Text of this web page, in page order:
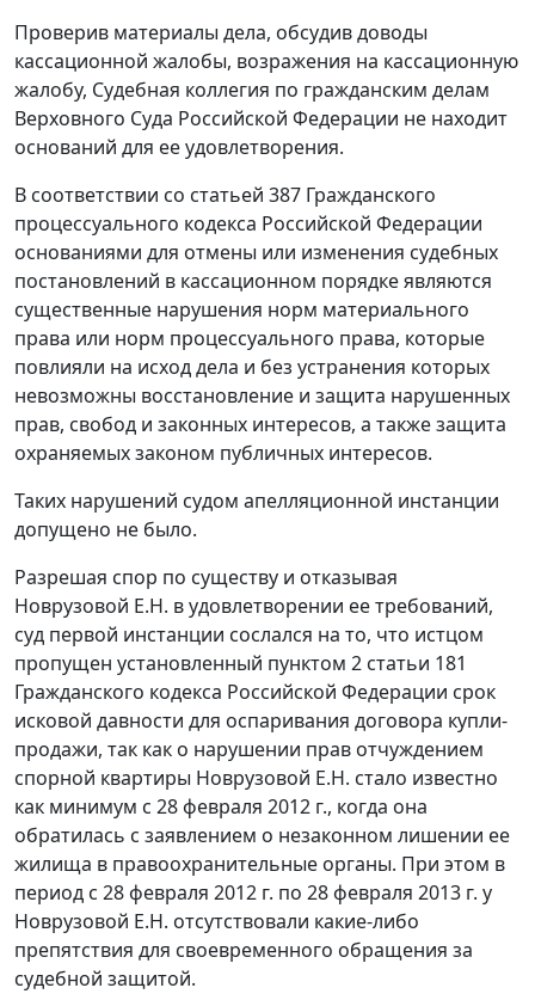
Проверив материалы дела, обсудив доводы
кассационной жалобы, возражения на кассационную
жалобу, Судебная коллегия по гражданским делам
Верховного Суда Российской Федерации не находит
оснований для ее удовлетворения.
В соответствии со статьей 387 Гражданского
процессуального кодекса Российской Федерации
основаниями для отмены или изменения судебных
постановлений в кассационном порядке являются
существенные нарушения норм материального
права или норм процессуального права, которые
повлияли на исход дела и без устранения которых
невозможны восстановление и защита нарушенных
прав, свобод и законных интересов, а также защита
охраняемых законом публичных интересов.
Таких нарушений судом апелляционной инстанции
допущено не было.
Разрешая спор по существу и отказывая
Новрузовой Е.Н. в удовлетворении ее требований,
суд первой инстанции сослался на то, что истцом
пропущен установленный пунктом 2 статьи 181
Гражданского кодекса Российской Федерации срок
исковой давности для оспаривания договора купли-
продажи, так как о нарушении прав отчуждением
спорной квартиры Новрузовой Е.Н. стало известно
как минимум с 28 февраля 2012 г., когда она
обратилась с заявлением о незаконном лишении ее
жилища в правоохранительные органы. При этом в
период с 28 февраля 2012 г. по 28 февраля 2013 г. у
Новрузовой Е.Н. отсутствовали какие-либо
препятствия для своевременного обращения за
судебной защитой.